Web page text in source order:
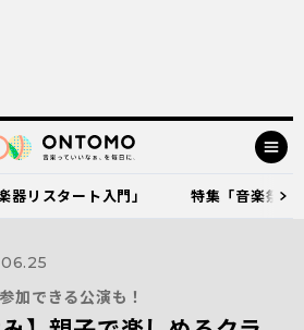
器リスタート入門」 特集「音楽祭
加できる公演も！